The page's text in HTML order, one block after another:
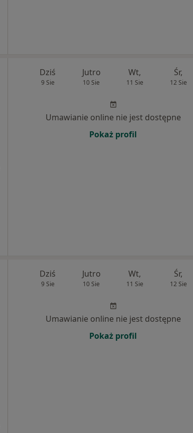
Dziś
9 Sie
Jutro
10 Sie
Wt,
11 Sie
Śr,
12 Sie
Umawianie online nie jest dostępne
Pokaż profil
Dziś
9 Sie
Jutro
10 Sie
Wt,
11 Sie
Śr,
12 Sie
Umawianie online nie jest dostępne
Pokaż profil